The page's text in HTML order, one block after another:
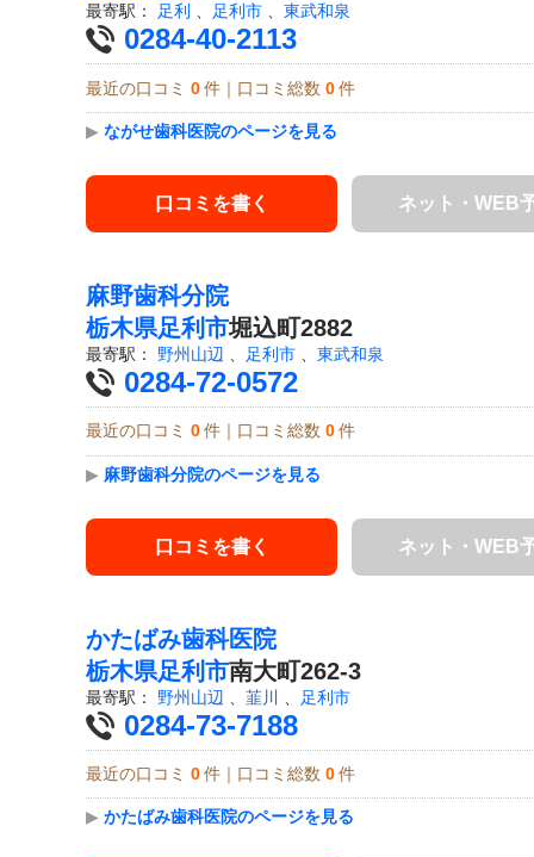
最寄駅： 足利 足利市 東武和泉
0284-40-2113
最近の口コミ 0 件｜口コミ総数 0 件
▶ ながせ歯科医院のページを見る
口コミを書く ネット・WEB
麻野歯科分院
栃木県足利市堀込町2882
最寄駅： 野州山辺 足利市 東武和泉
0284-72-0572
最近の口コミ 0 件｜口コミ総数 0 件
▶ 麻野歯科分院のページを見る
口コミを書く ネット・WEB
かたばみ歯科医院
栃木県足利市南大町262-3
最寄駅： 野州山辺 韮川 足利市
0284-73-7188
最近の口コミ 0 件｜口コミ総数 0 件
▶ かたばみ歯科医院のページを見る